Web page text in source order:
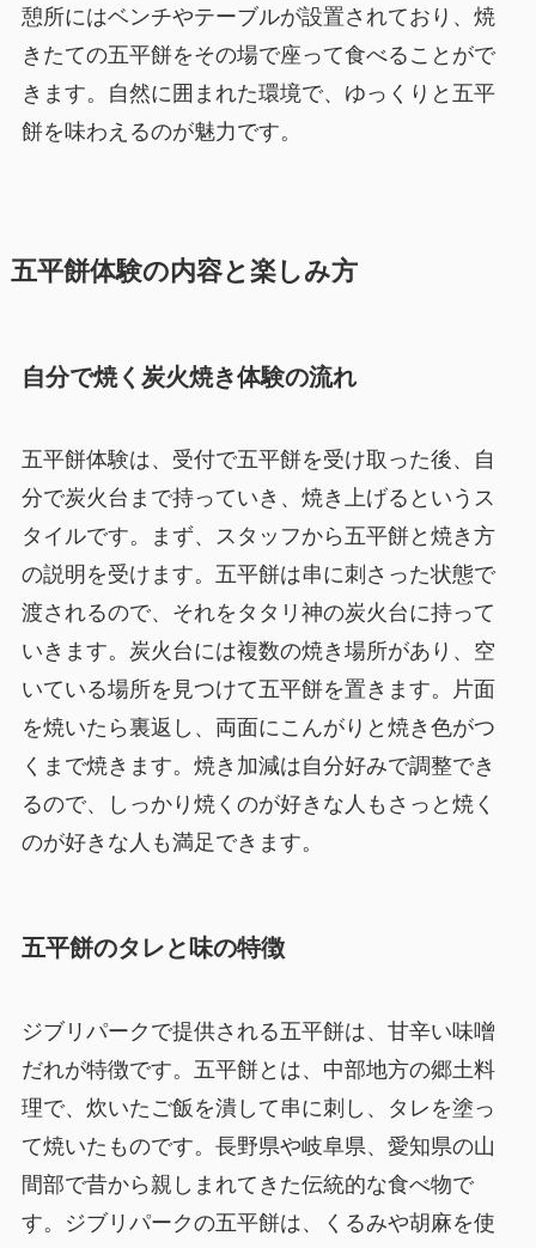
憩所にはベンチやテーブルが設置されており、焼
きたての五平餅をその場で座って食べることがで
きます。自然に囲まれた環境で、ゆっくりと五平
餅を味わえるのが魅力です。
五平餅体験の内容と楽しみ方
自分で焼く炭火焼き体験の流れ
五平餅体験は、受付で五平餅を受け取った後、自
分で炭火台まで持っていき、焼き上げるというス
タイルです。まず、スタッフから五平餅と焼き方
の説明を受けます。五平餅は串に刺さった状態で
渡されるので、それをタタリ神の炭火台に持って
いきます。炭火台には複数の焼き場所があり、空
いている場所を見つけて五平餅を置きます。片面
を焼いたら裏返し、両面にこんがりと焼き色がつ
くまで焼きます。焼き加減は自分好みで調整でき
るので、しっかり焼くのが好きな人もさっと焼く
のが好きな人も満足できます。
五平餅のタレと味の特徴
ジブリパークで提供される五平餅は、甘辛い味噌
だれが特徴です。五平餅とは、中部地方の郷土料
理で、炊いたご飯を潰して串に刺し、タレを塗っ
て焼いたものです。長野県や岐阜県、愛知県の山
間部で昔から親しまれてきた伝統的な食べ物で
す。ジブリパークの五平餅は、くるみや胡麻を使